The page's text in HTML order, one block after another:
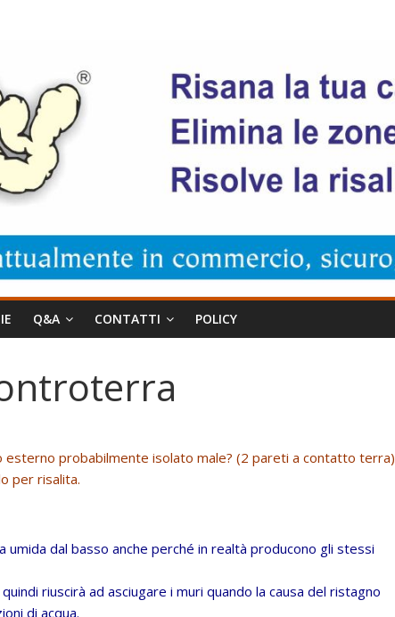
Q&A CONTATTI POLICY
probabilmente isolato male? (2 pareti a contatto terra)
per risalita.
dal basso anche perché in realtà producono gli stessi
riuscirà ad asciugare i muri quando la causa del ristagno
di acqua.